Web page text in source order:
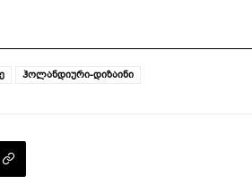
ჰოლანდიური-დიზაინი